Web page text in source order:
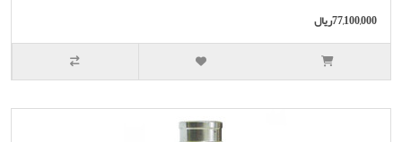
77,100,000ریال